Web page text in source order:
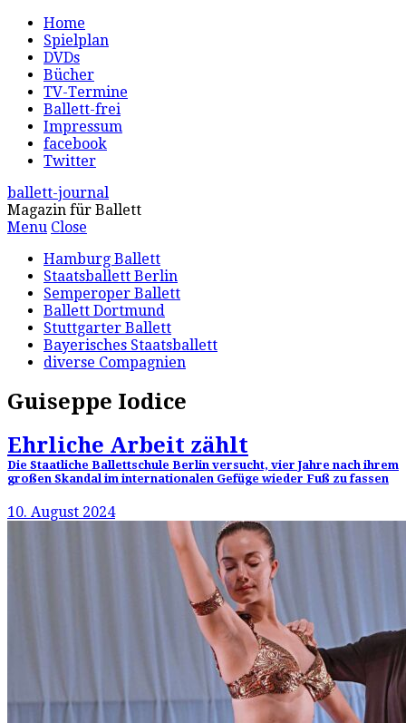
Home
Spielplan
DVDs
Bücher
TV-Termine
Ballett-frei
Impressum
facebook
Twitter
ballett-journal
Magazin für Ballett
Menu Close
Hamburg Ballett
Staatsballett Berlin
Semperoper Ballett
Ballett Dortmund
Stuttgarter Ballett
Bayerisches Staatsballett
diverse Compagnien
Guiseppe Iodice
Ehrliche Arbeit zählt
Die Staatliche Ballettschule Berlin versucht, vier Jahre nach ihrem
großen Skandal im internationalen Gefüge wieder Fuß zu fassen
10. August 2024